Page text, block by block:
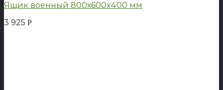
Ящик военный 800х600х400 мм
3 925 Р